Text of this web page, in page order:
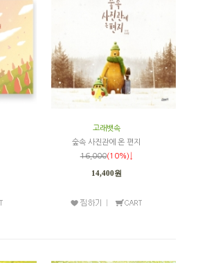
고래뱃속
숲속 사진관에 온 편지
16,000(10%)↓
14,400원